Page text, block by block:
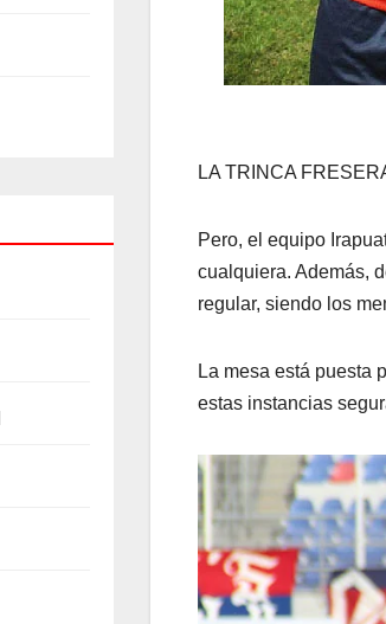
LA TRINCA
Pero, el equipo
cualquiera. Además,
regular, siendo los
La mesa está puesta
estas instancias